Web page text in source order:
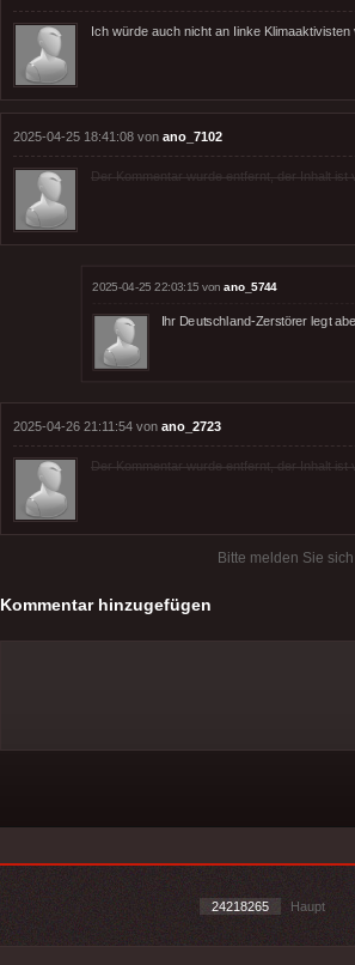
Ich würde auch nicht an Iinke
2025-04-25 18:41:08 von ano_7102
Der Kommentar wurde entfernt, der Inhalt
2025-04-25 22:03:15 vonano_5744
Ihr Deutschland-Zerstörer legt
2025-04-26 21:11:54 von ano_2723
Der Kommentar wurde entfernt, der Inhalt
Bitte melden Sie
Kommentar hinzugefügen
24218265 Haupt